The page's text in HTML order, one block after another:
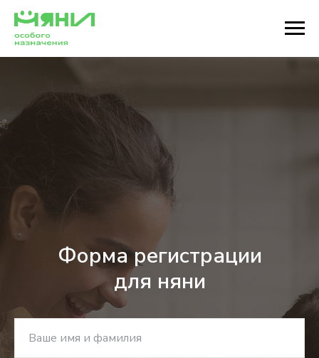
Форма регистрации
для няни
Ваше имя и фамилия